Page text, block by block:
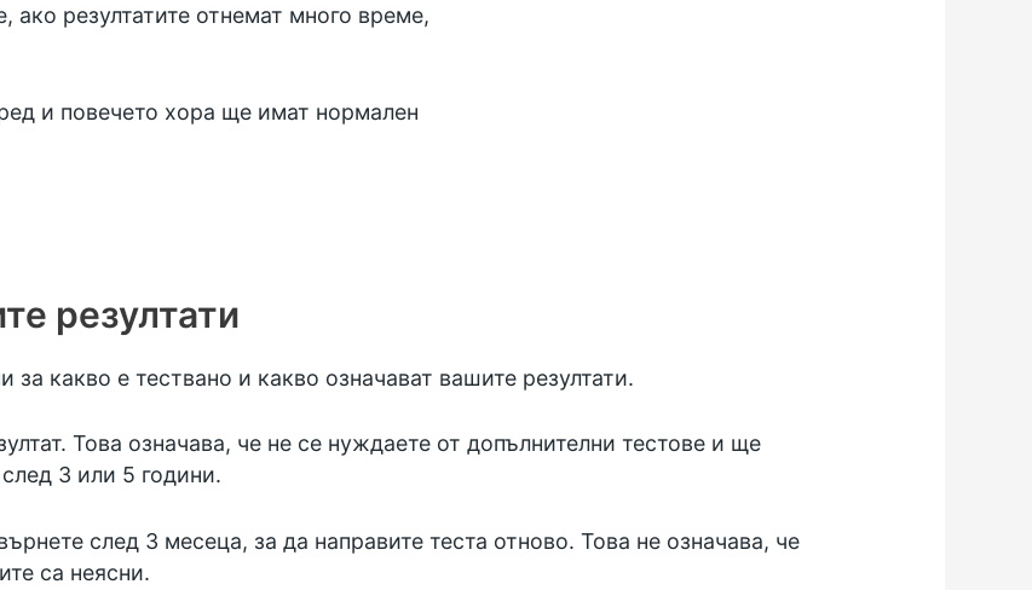
ако резултатите отнемат много време,
и повечето хора ще имат нормален
резултати
какво е тествано и какво означават вашите резултати.
Това означава, че не се нуждаете от допълнителни тестове и ще
3 или 5 години.
след 3 месеца, за да направите теста отново. Това не означава, че
са неясни.